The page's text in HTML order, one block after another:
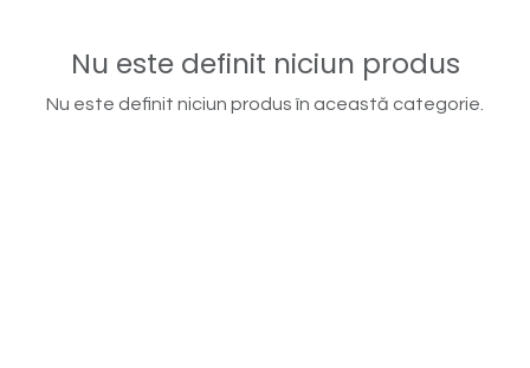
Nu este definit niciun produs
Nu este definit niciun produs în această categorie.